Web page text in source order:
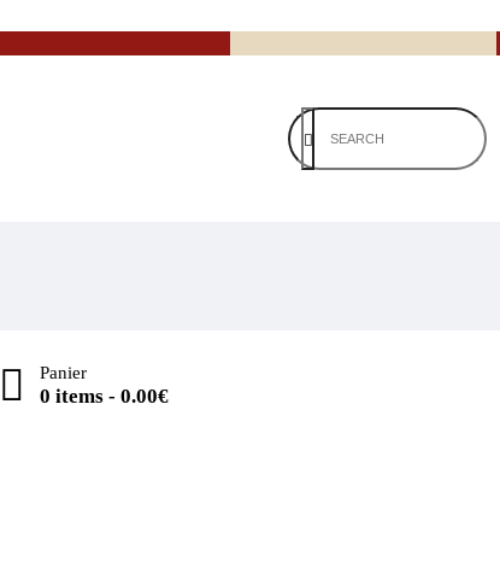
Panier
0 items - 0.00€